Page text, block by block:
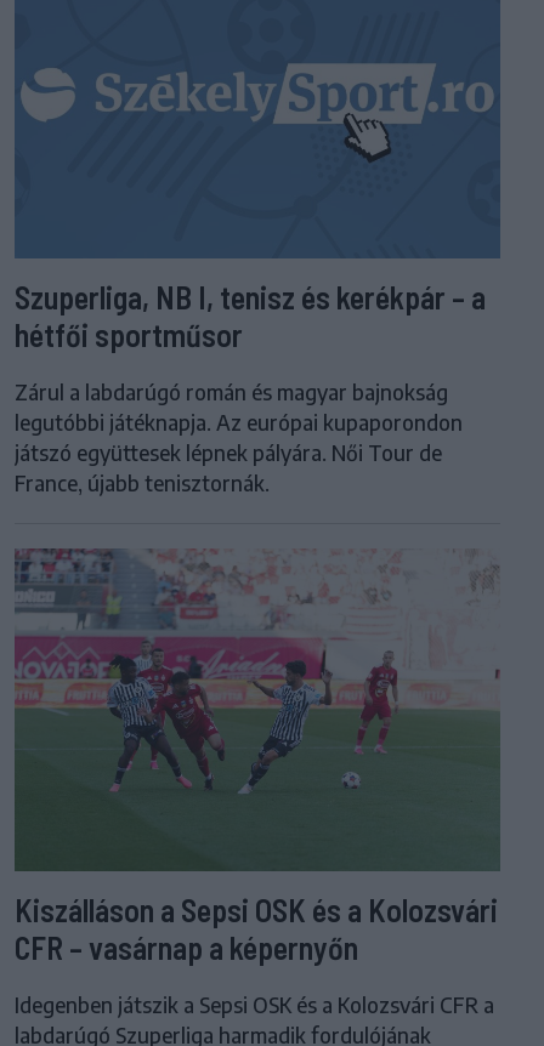
Szuperliga, NB I, tenisz és kerékpár – a
hétfői sportműsor
Zárul a labdarúgó román és magyar bajnokság
legutóbbi játéknapja. Az európai kupaporondon
játszó együttesek lépnek pályára. Női Tour de
France, újabb tenisztornák.
Kiszálláson a Sepsi OSK és a Kolozsvári
CFR – vasárnap a képernyőn
Idegenben játszik a Sepsi OSK és a Kolozsvári CFR a
labdarúgó Szuperliga harmadik fordulójának